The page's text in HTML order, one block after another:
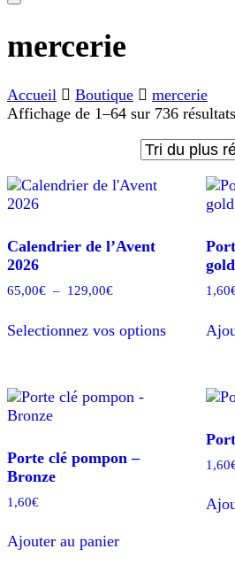
:
mercerie
Accueil Boutique
mercerie
Affichage de 1–64 sur 736 résultats
Calendrier de l’Avent
2026
65,00€ – 129,00€Plage
65,00€
Selectionnez vos optionsproduit
variations.
peuvent
gold
1,60
Porte clé pompon –
Bronze
1,60€
Ajouter au panier
1,60